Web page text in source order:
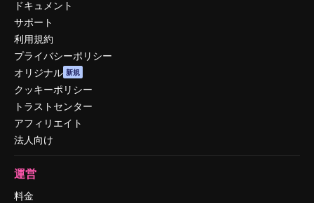
ドキュメント
サポート
利用規約
プライバシーポリシー
オリジナル 新規
クッキーポリシー
トラストセンター
アフィリエイト
法人向け
運営
料金